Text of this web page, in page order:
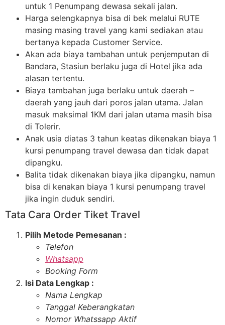
untuk 1 Penumpang dewasa sekali jalan.
Harga selengkapnya bisa di bek melalui RUTE
masing masing travel yang kami sediakan atau
bertanya kepada Customer Service.
Akan ada biaya tambahan untuk penjemputan di
Bandara, Stasiun berlaku juga di Hotel jika ada
alasan tertentu.
Biaya tambahan juga berlaku untuk daerah –
daerah yang jauh dari poros jalan utama. Jalan
masuk maksimal 1KM dari jalan utama masih bisa
di Tolerir.
Anak usia diatas 3 tahun keatas dikenakan biaya 1
kursi penumpang travel dewasa dan tidak dapat
dipangku.
Balita tidak dikenakan biaya jika dipangku, namun
bisa di kenakan biaya 1 kursi penumpang travel
jika ingin duduk sendiri.
Tata Cara Order Tiket Travel
Pilih Metode Pemesanan :
Telefon
Whatsapp
Booking Form
Isi Data Lengkap :
Nama Lengkap
Tanggal Keberangkatan
Nomor Whatssapp Aktif